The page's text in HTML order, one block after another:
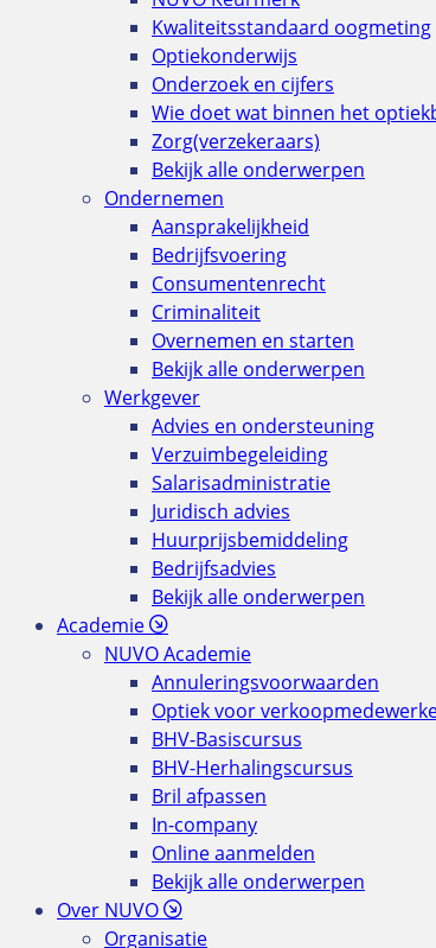
Kwaliteitsstandaard oogmeting
Optiekonderwijs
Onderzoek en cijfers
Wie doet wat binnen het
Zorg(verzekeraars)
Bekijk alle onderwerpen
Ondernemen
Aansprakelijkheid
Bedrijfsvoering
Consumentenrecht
Criminaliteit
Overnemen en starten
Bekijk alle onderwerpen
Werkgever
Advies en ondersteuning
Verzuimbegeleiding
Salarisadministratie
Juridisch advies
Huurprijsbemiddeling
Bedrijfsadvies
Bekijk alle onderwerpen
Academie
NUVO Academie
Annuleringsvoorwaarden
Optiek voor
BHV-Basiscursus
BHV-Herhalingscursus
Bril afpassen
In-company
Online aanmelden
Bekijk alle onderwerpen
Over NUVO
Organisatie